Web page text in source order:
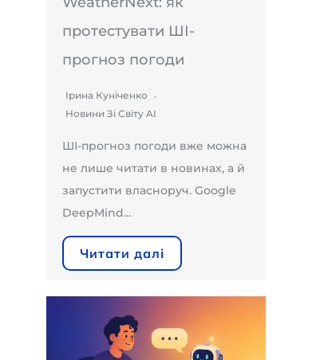
протестувати ШІ-
прогноз погоди
Ірина Куніченко
Новини Зі Світу AI
ШІ-прогноз погоди вже можна
не лише читати в новинах, а й
запустити власноруч. Google
DeepMind...
Читати далі